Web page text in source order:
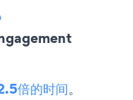
倍的时间。